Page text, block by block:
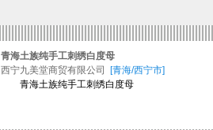
青海土族纯手工刺绣白度母
西宁九美堂商贸有限公司
[青海/西宁市]
青海土族纯手工刺绣白度母